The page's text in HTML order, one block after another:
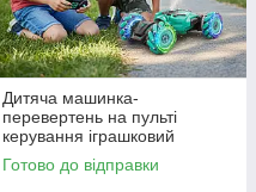
Дитяча машинка-
перевертень на пульті
керування іграшковий
всюдихід дрифт поворот на
360° трюки світло звук пар
Готово до відправки